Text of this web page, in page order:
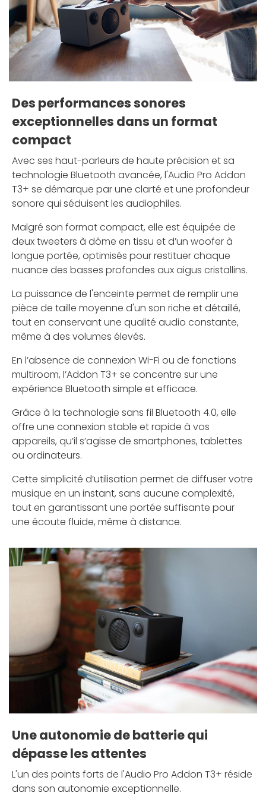
Des performances sonores
exceptionnelles dans un format
compact
Avec ses haut-parleurs de haute précision et sa
technologie Bluetooth avancée, l'Audio Pro Addon
T3+ se démarque par une clarté et une profondeur
sonore qui séduisent les audiophiles.
Malgré son format compact, elle est équipée de
deux tweeters à dôme en tissu et d’un woofer à
longue portée, optimisés pour restituer chaque
nuance des basses profondes aux aigus cristallins.
La puissance de l'enceinte permet de remplir une
pièce de taille moyenne d'un son riche et détaillé,
tout en conservant une qualité audio constante,
même à des volumes élevés.
En l’absence de connexion Wi-Fi ou de fonctions
multiroom, l’Addon T3+ se concentre sur une
expérience Bluetooth simple et efficace.
Grâce à la technologie sans fil Bluetooth 4.0, elle
offre une connexion stable et rapide à vos
appareils, qu’il s’agisse de smartphones, tablettes
ou ordinateurs.
Cette simplicité d’utilisation permet de diffuser votre
musique en un instant, sans aucune complexité,
tout en garantissant une portée suffisante pour
une écoute fluide, même à distance.
Une autonomie de batterie qui
dépasse les attentes
L'un des points forts de l'Audio Pro Addon T3+ réside
dans son autonomie exceptionnelle.